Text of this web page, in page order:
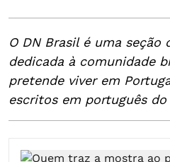
O DN Brasil é uma seção
dedicada à comunidade
pretende viver em
escritos em português do